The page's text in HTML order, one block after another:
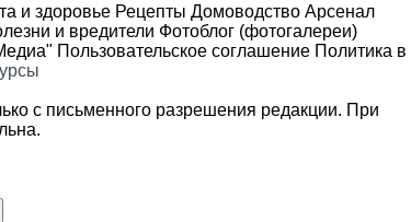
и здоровье Рецепты Домоводство Арсенал
и вредители Фотоблог (фотогалереи)
Пользовательское соглашение Политика в
с письменного разрешения редакции. При